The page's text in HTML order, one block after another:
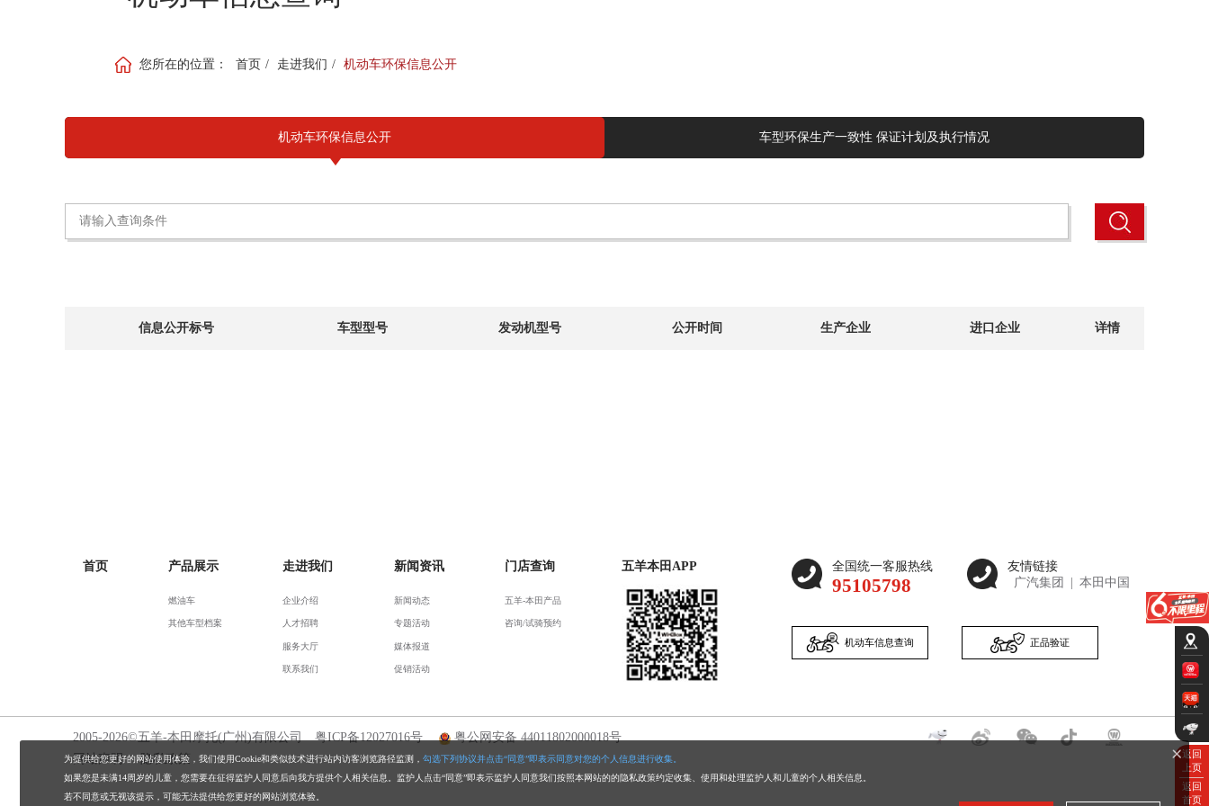
您所在的位置： 首页 / 走进我们 / 机动车环保信息公开
机动车环保信息公开 车型环保生产一致性 保证计划及执行情况
信息公开标号 车型型号 发动机型号 公开时间 生产企业 进口企业 详情
返回
上页
返回
首页
首页 产品展示
燃油车
其他车型档案
走进我们
企业介绍
人才招聘
服务大厅
联系我们
新闻资讯
新闻动态
专题活动
媒体报道
促销活动
门店查询
五羊-本田产品
咨询/试骑预约
五羊本田APP 全国统一客服热线
95105798
友情链接
广汽集团
本田中国
机动车信息查询 正品验证
2005-2026©五羊-本田摩托(广州)有限公司粤ICP备12027016号
粤公网安备 44011802000018号
网站声明
隐私政策
为提供给您更好的网站使用体验，我们使用Cookie和类似技术进行站内访客浏览路径监测， 勾选下列协议并点击“同意”即表示同意对您的个人信息进行收集。
如果您是未满14周岁的儿童，您需要在征得监护人同意后向我方提供个人相关信息。监护人点击“同意”即表示监护人同意我们按照本网站的的隐私政策约定收集、使用和处理监护人和儿童的个人相关信息。
若不同意或无视该提示，可能无法提供给您更好的网站浏览体验。